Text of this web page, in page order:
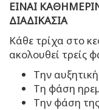
ΕΙΝΑΙ
ΔΙΑΔΙΚΑΣΙΑ
Κάθε τρίχα στο
ακολουθεί τρείς
Την αυξητική
Τη φάση
Την φάση